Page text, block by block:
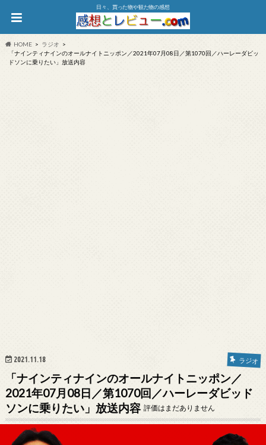
日々、買った物や観た物の感想
HOME
ラジオ
「ナインティナインのオールナイトニッポン／2021年07月08日／第1070回／ハーレーダビッ
ドソンに乗りたい」放送内容
2021.11.18 ラジオ
「ナインティナインのオールナイトニッポン／
2021年07月08日／第1070回／ハーレーダビッド
ソンに乗りたい」放送内容 評価はまだありません